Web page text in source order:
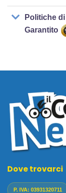
Politiche
Garantito
Dove trovarci
P. IVA: 03931320711